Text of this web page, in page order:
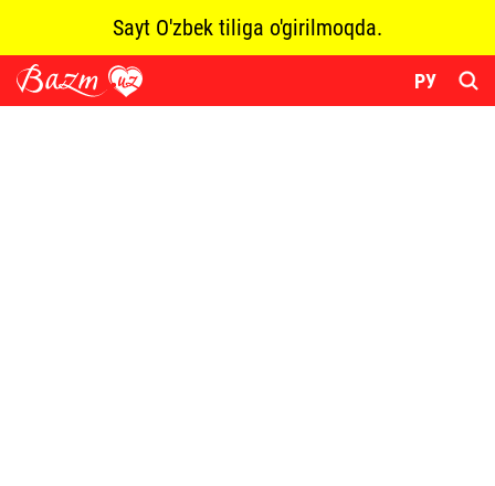
Sayt O'zbek tiliga o'girilmoqda.
РУ